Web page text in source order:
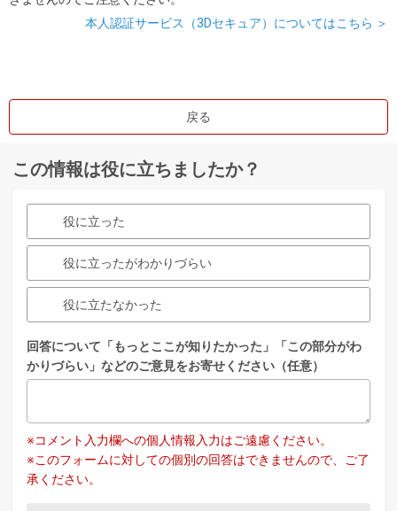
本人認証サービス（3Dセキュア）についてはこちら ＞
戻る
この情報は役に立ちましたか？
役に立った
役に立ったがわかりづらい
役に立たなかった
回答について「もっとここが知りたかった」「この部分がわ
かりづらい」などのご意見をお寄せください（任意）
※コメント入力欄への個人情報入力はご遠慮ください。
※このフォームに対しての個別の回答はできませんので、ご了
承ください。